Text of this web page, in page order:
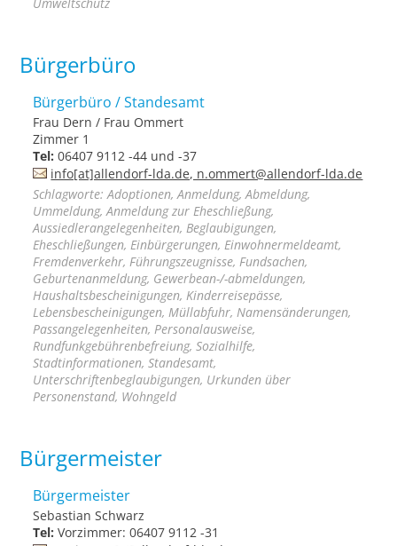
Bürgerbüro
Bürgerbüro / Standesamt
Frau Dern / Frau Ommert
Zimmer 1
Tel: 06407 9112 -44 und -37
info[at]allendorf-lda.de, n.ommert@allendorf-lda.de
Schlagworte: Adoptionen, Anmeldung, Abmeldung,
Ummeldung, Anmeldung zur Eheschließung,
Aussiedlerangelegenheiten, Beglaubigungen,
Eheschließungen, Einbürgerungen, Einwohnermeldeamt,
Fremdenverkehr, Führungszeugnisse, Fundsachen,
Geburtenanmeldung, Gewerbean-/-abmeldungen,
Haushaltsbescheinigungen, Kinderreisepässe,
Lebensbescheinigungen, Müllabfuhr, Namensänderungen,
Passangelegenheiten, Personalausweise,
Rundfunkgebührenbefreiung, Sozialhilfe,
Stadtinformationen, Standesamt,
Unterschriftenbeglaubigungen, Urkunden über
Personenstand, Wohngeld
Bürgermeister
Bürgermeister
Sebastian Schwarz
Tel: Vorzimmer: 06407 9112 -31